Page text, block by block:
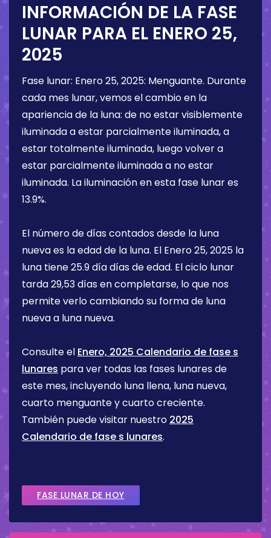
INFORMACIÓN DE LA FASE
LUNAR PARA EL ENERO 25,
2025
Fase lunar: Enero 25, 2025: Menguante. Durante
cada mes lunar, vemos el cambio en la
apariencia de la luna: de no estar visiblemente
iluminada a estar parcialmente iluminada, a
estar totalmente iluminada, luego volver a
estar parcialmente iluminada a no estar
iluminada. La iluminación en esta fase lunar es
13.9%.
El número de días contados desde la luna
nueva es la edad de la luna. El Enero 25, 2025 la
luna tiene25.9 díadías de edad. El ciclo lunar
tarda 29,53 días en completarse, lo que nos
permite verlo cambiando su forma de luna
nueva a luna nueva.
Consulte el Enero, 2025 Calendario de fase s
lunares para ver todas las fases lunares de
este mes, incluyendo luna llena, luna nueva,
cuarto menguante y cuarto creciente.
También puede visitar nuestro 2025
Calendario de fase s lunares.
FASE LUNAR DE HOY